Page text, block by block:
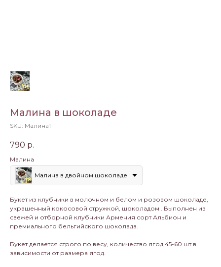
Малина в шоколаде
SKU: Малина1
790 р.
Малина
Малина в двойном шоколаде
Букет из клубники в молочном и белом и розовом шоколаде,
украшенный кокосовой стружкой, шоколадом . Выполнен из
свежей и отборной клубники Армения сорт Альбион и
премиального бельгийского шоколада.
Букет делается строго по весу, количество ягод 45-60 шт в
зависимости от размера ягод.